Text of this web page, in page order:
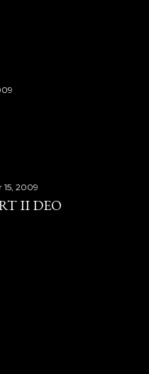
15, 2009
II DEO